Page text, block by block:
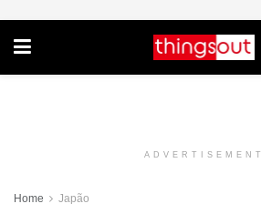
ADVERTISEMENT
Home Japão